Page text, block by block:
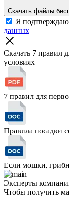
Скачать файлы
Я подтверждаю
данных
Скачать 7 правил
условиях
7 правил для
Правила посадки
Если мошки,
Эксперты
Чтобы получить